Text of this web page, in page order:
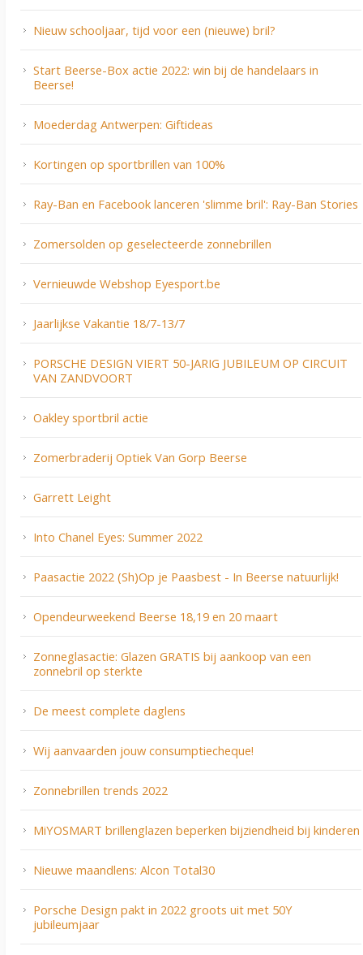
Nieuw schooljaar, tijd voor een (nieuwe) bril?
Start Beerse-Box actie 2022: win bij de handelaars in
Beerse!
Moederdag Antwerpen: Giftideas
Kortingen op sportbrillen van 100%
Ray-Ban en Facebook lanceren 'slimme bril': Ray-Ban Stories
Zomersolden op geselecteerde zonnebrillen
Vernieuwde Webshop Eyesport.be
Jaarlijkse Vakantie 18/7-13/7
PORSCHE DESIGN VIERT 50-JARIG JUBILEUM OP CIRCUIT
VAN ZANDVOORT
Oakley sportbril actie
Zomerbraderij Optiek Van Gorp Beerse
Garrett Leight
Into Chanel Eyes: Summer 2022
Paasactie 2022 (Sh)Op je Paasbest - In Beerse natuurlijk!
Opendeurweekend Beerse 18,19 en 20 maart
Zonneglasactie: Glazen GRATIS bij aankoop van een
zonnebril op sterkte
De meest complete daglens
Wij aanvaarden jouw consumptiecheque!
Zonnebrillen trends 2022
MiYOSMART brillenglazen beperken bijziendheid bij kinderen
Nieuwe maandlens: Alcon Total30
Porsche Design pakt in 2022 groots uit met 50Y
jubileumjaar